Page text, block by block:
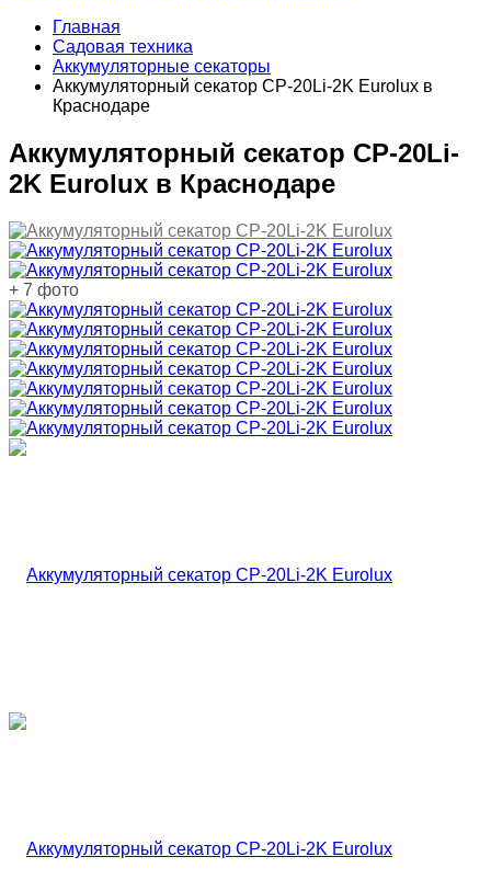
Главная
Садовая техника
Аккумуляторные секаторы
Аккумуляторный секатор CP-20Li-2K Eurolux в
Краснодаре
Аккумуляторный секатор CP-20Li-
2K Eurolux в Краснодаре
+ 7 фото